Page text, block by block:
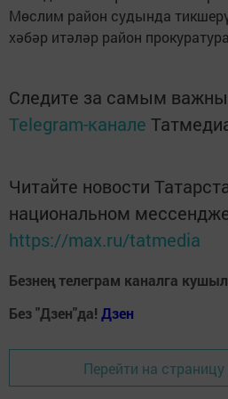
Мөслим район судында
хәбәр итәләр район
Следите за самым
Telegram-канале
Читайте новости
национальном
https://max.ru/tatmedia
Безнең телеграм каналга
Без "Дзен"да! Дзен
Перейти на